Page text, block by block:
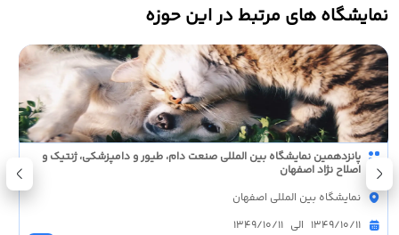
نمایشگاه های مرتبط در این حوزه
نمایشگاه بین المللی حیوانات خانگی دبی (petworld arabia) امارات متحده
عربی
مرکز تجارت جهانی دبی (DWTC)
1405/06/22 الی 1405/06/23